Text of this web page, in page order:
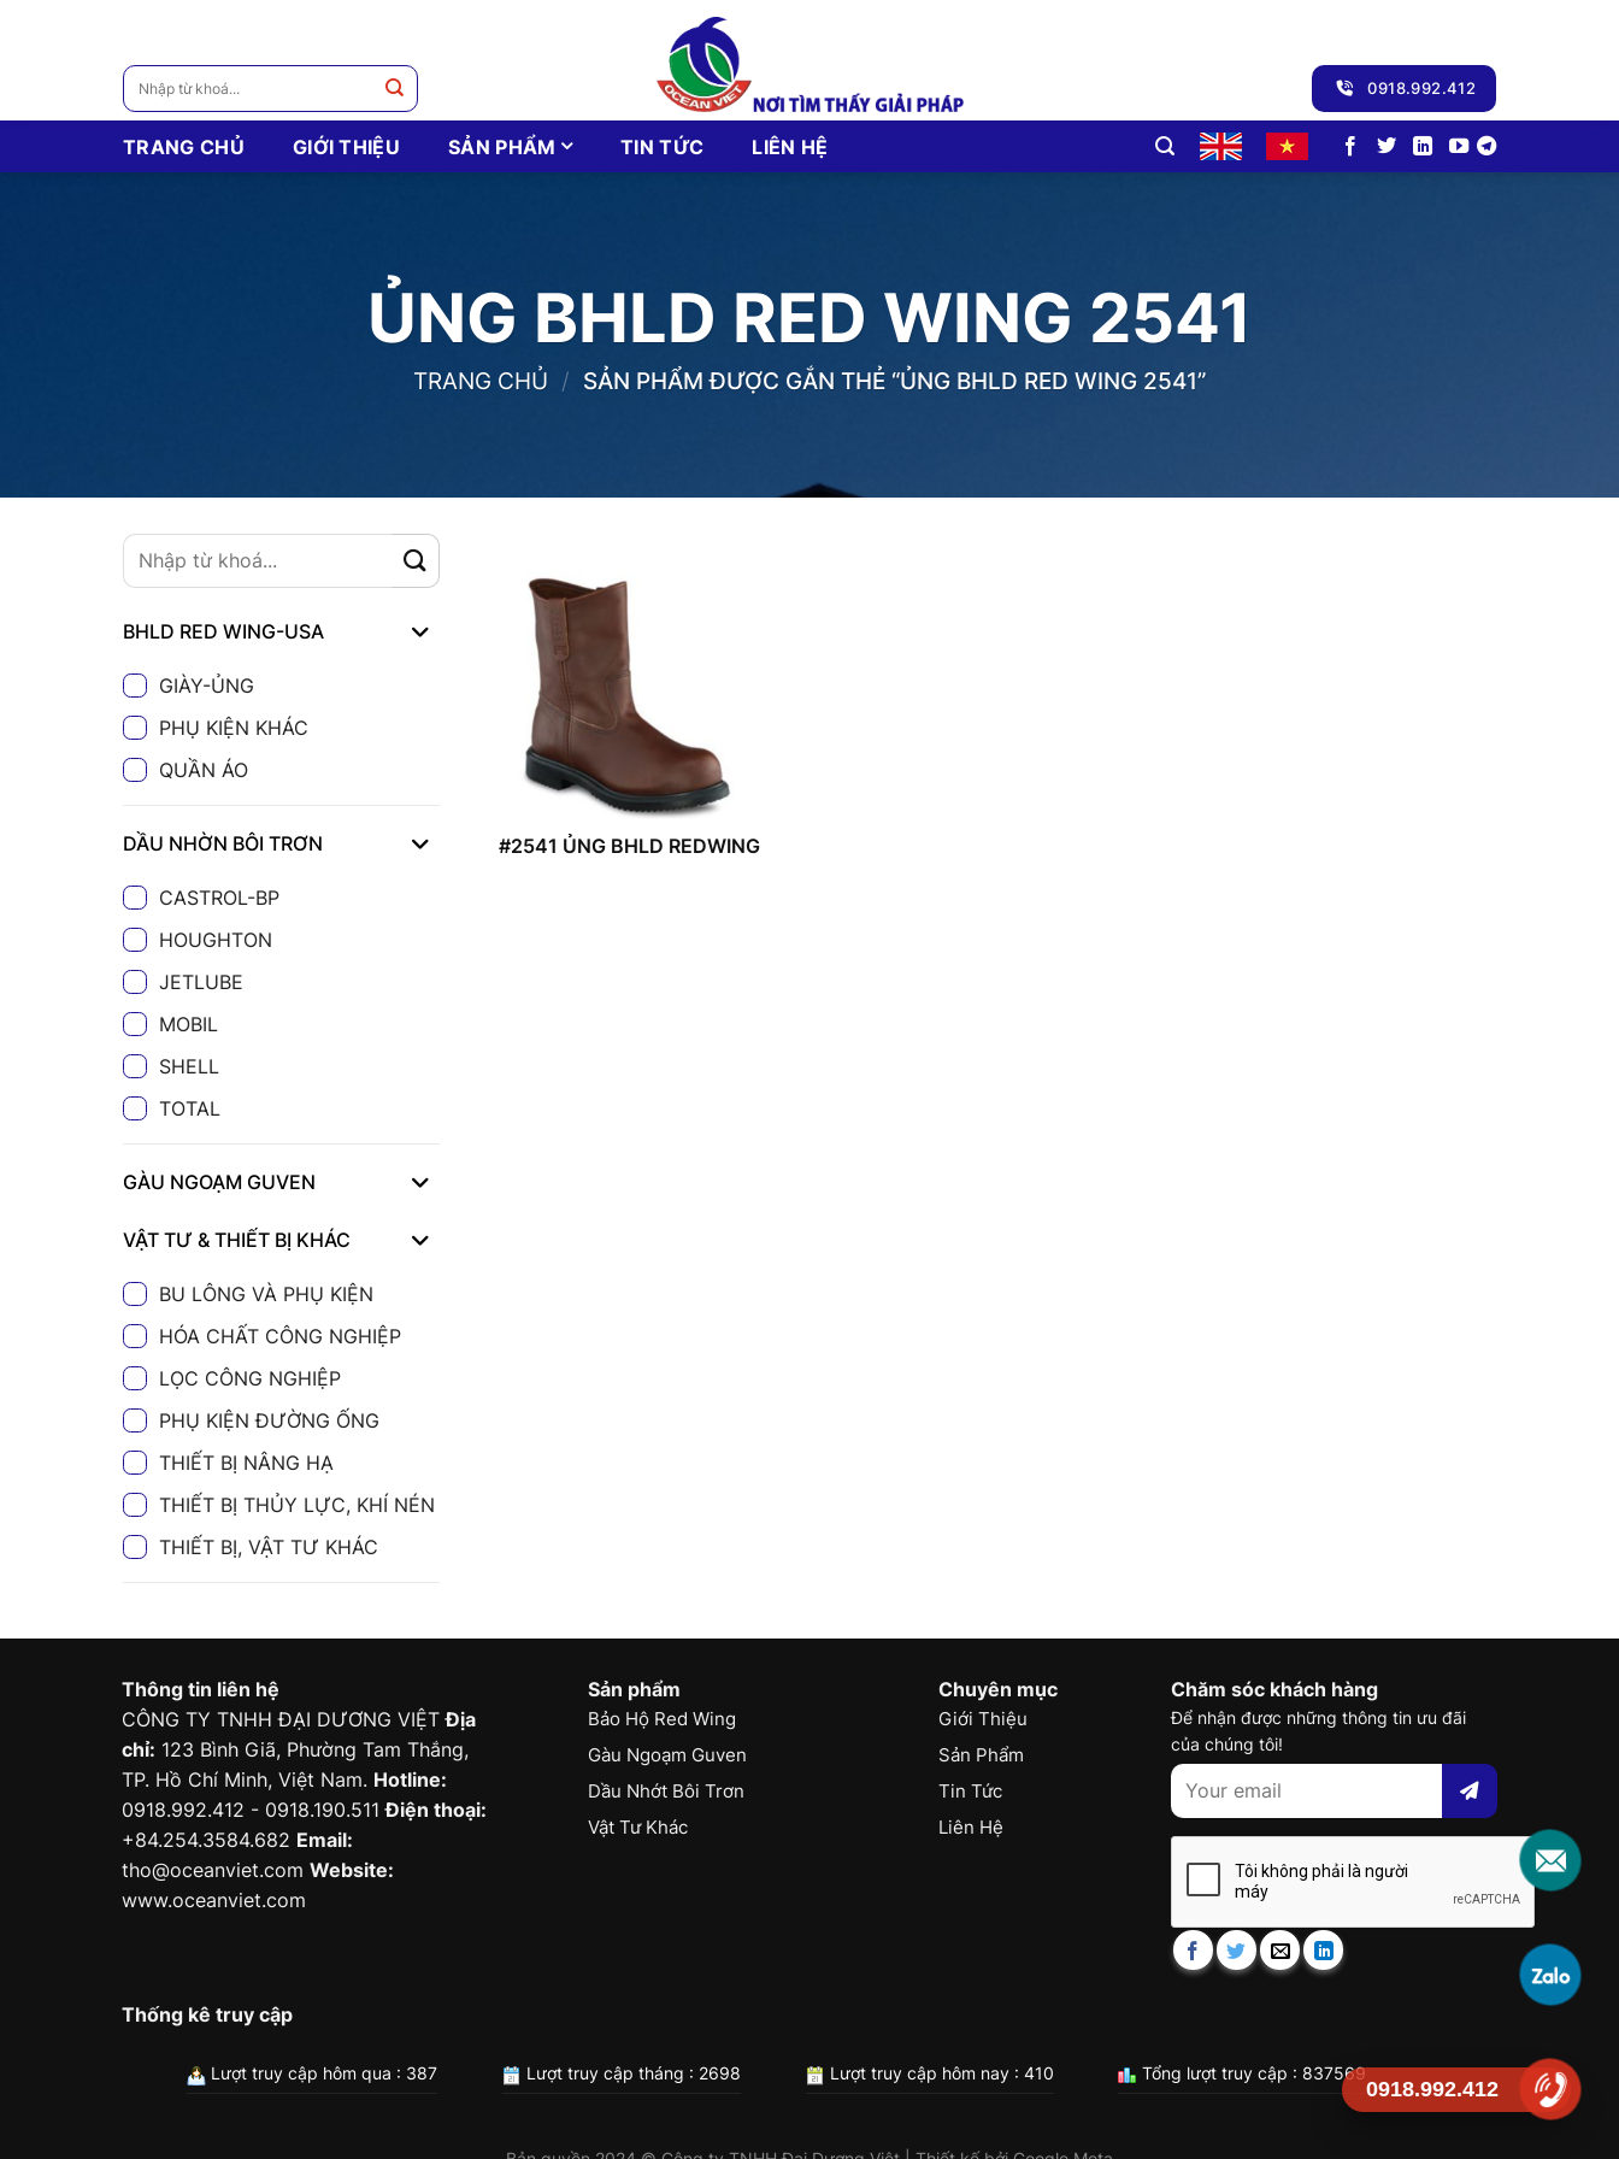
Tìm
kiếm:
0918.992.412
TRANG CHỦ GIỚI THIỆU SẢN PHẨM TIN TỨC LIÊN HỆ
ỦNG BHLD RED WING 2541
TRANG CHỦ / SẢN PHẨM ĐƯỢC GẮN THẺ “ỦNG BHLD RED WING 2541”
BHLD RED WING-USA
GIÀY-ỦNG
PHỤ KIỆN KHÁC
QUẦN ÁO
DẦU NHỜN BÔI TRƠN
CASTROL-BP
HOUGHTON
JETLUBE
MOBIL
SHELL
TOTAL
GÀU NGOẠM GUVEN
VẬT TƯ & THIẾT BỊ KHÁC
BU LÔNG VÀ PHỤ KIỆN
HÓA CHẤT CÔNG NGHIỆP
LỌC CÔNG NGHIỆP
PHỤ KIỆN ĐƯỜNG ỐNG
THIẾT BỊ NÂNG HẠ
THIẾT BỊ THỦY LỰC, KHÍ NÉN
THIẾT BỊ, VẬT TƯ KHÁC
#2541 ỦNG BHLD REDWING
Thông tin liên hệ
CÔNG TY TNHH ĐẠI DƯƠNG VIỆTĐịa
chỉ: 123 Bình Giã, Phường Tam Thắng,
TP. Hồ Chí Minh, Việt Nam. Hotline:
0918.992.412 - 0918.190.511Điện thoại:
+84.254.3584.682 Email:
tho@oceanviet.com Website:
www.oceanviet.com
Sản phẩm
Bảo Hộ Red Wing
Gàu Ngoạm Guven
Dầu Nhớt Bôi Trơn
Vật Tư Khác
Chuyên mục
Giới Thiệu
Sản Phẩm
Tin Tức
Liên Hệ
Chăm sóc khách hàng
Để nhận được những thông tin ưu đãi
của chúng tôi!
Thống kê truy cập
Lượt truy cập hôm qua : 387 Lượt truy cập tháng : 2698 Lượt truy cập hôm nay : 410 Tổng lượt truy cập : 837569
0918.992.412